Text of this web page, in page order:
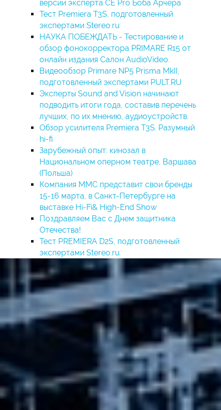
версии эксперта CE Pro Боба Арчера
Тест Premiera T3S, подготовленный
экспертами Stereo.ru
НАУКА ПОБЕЖДАТЬ - Тестирование и
обзор фонокорректора PRIMARE R15 от
онлайн издания Салон AudioVideo.
Видеообзор Primare NP5 Prisma MkII,
подготовленный экспертами PULT.RU
Эксперты Sound and Vision начинают
подводить итоги года, составив перечень
лучших, по их мнению, аудиоустройств.
Обзор усилителя Premiera T3S. Разумный
hi-fi
Зарубежный опыт: кинозал в
Национальном оперном театре, Варшава
(Польша)
Компания ММС представит свои бренды
15-16 марта, в Санкт-Петербурге на
выставке Hi-Fi& High-End Show
Поздравляем Вас с Днем защитника
Отечества!
Тест PREMIERA D2S, подготовленный
экспертами Stereo.ru